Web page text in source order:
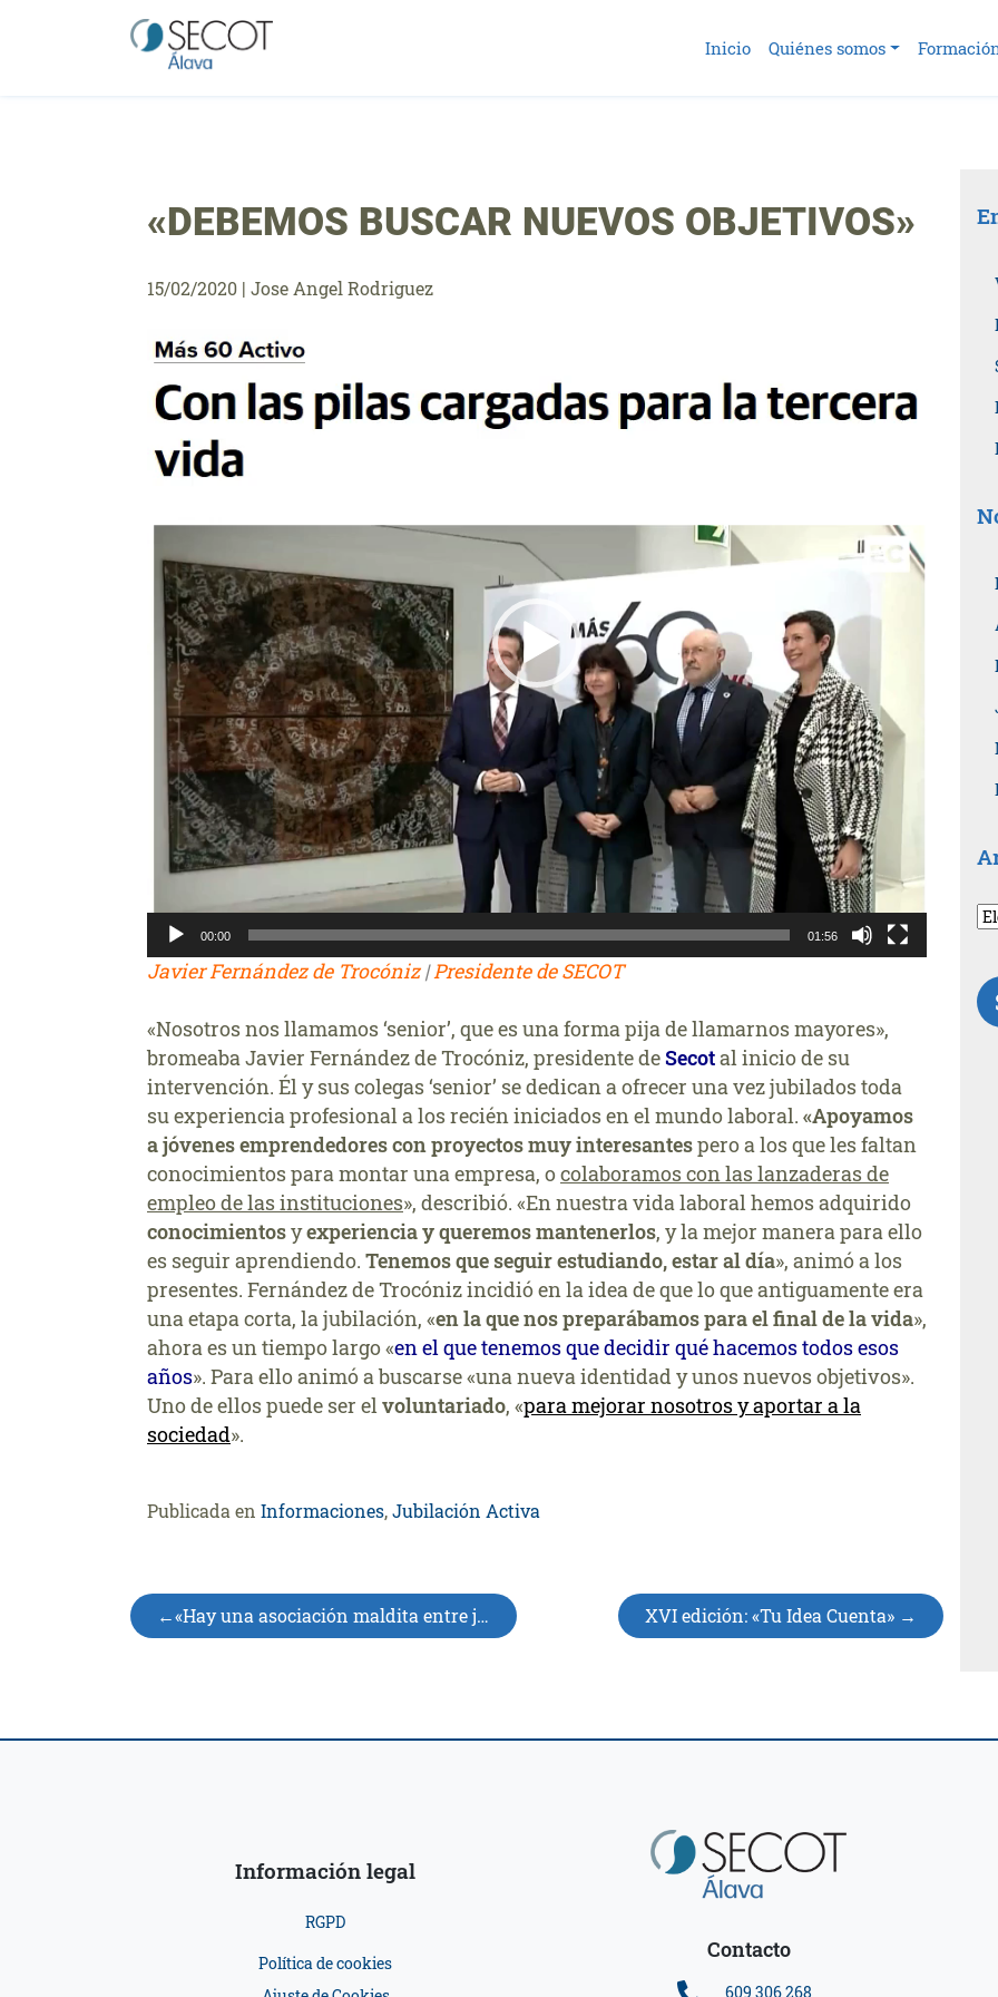
Inicio Quiénes somos
«DEBEMOS BUSCAR NUEVOS OBJETIVOS»
15/02/2020 | Jose Angel Rodriguez
Reproductor
de
vídeo
00:00 01:56
Javier Fernández de Trocóniz|Presidente de SECOT
«Nosotros nos llamamos ‘senior’, que es una forma pija de llamarnos mayores»,
bromeaba Javier Fernández de Trocóniz, presidente deSecotal inicio de su
intervención. Él y sus colegas ‘senior’ se dedican a ofrecer una vez jubilados toda
su experiencia profesional a los recién iniciados en el mundo laboral. «Apoyamos
a jóvenes emprendedores con proyectos muy interesantespero a los que les faltan
conocimientos para montar una empresa, ocolaboramos con las lanzaderas de
empleo de las instituciones», describió. «En nuestra vida laboral hemos adquirido
conocimientosyexperiencia y queremos mantenerlos, y la mejor manera para ello
es seguir aprendiendo. Tenemos que seguir estudiando, estar al día», animó a los
presentes. Fernández de Trocóniz incidió en la idea de que lo que antiguamente era
una etapa corta, la jubilación, «en la que nos preparábamos para el final de la vida»,
ahora es un tiempo largo «en el que tenemos que decidir qué hacemos todos esos
años». Para ello animó a buscarse «una nueva identidad y unos nuevos objetivos».
Uno de ellos puede ser elvoluntariado, «para mejorar nosotros y aportar a la
sociedad».
Publicada en Informaciones,Jubilación Activa
Navegación
de
«Hay una asociación maldita entre jubilación y envejecimiento» XVI edición: «Tu Idea Cuenta»
Contacto
609 306 268
Información legal
RGPD
Política de cookies